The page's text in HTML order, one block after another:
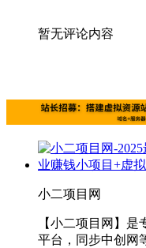
暂无评论内容
小二项目网
【小二项目网】
平台，同步中创网